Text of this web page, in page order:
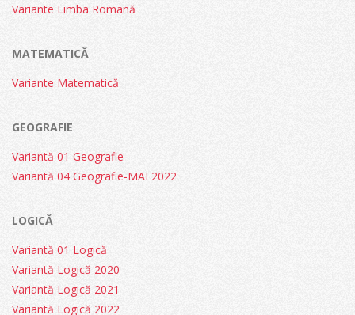
Variante Limba Romană
MATEMATICĂ
Variante Matematică
GEOGRAFIE
Variantă 01 Geografie
Variantă 04 Geografie-MAI 2022
LOGICĂ
Variantă 01 Logică
Variantă Logică 2020
Variantă Logică 2021
Variantă Logică 2022